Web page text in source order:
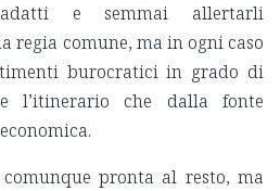
e semmai allertarli
regia comune, ma in ogni caso
burocratici in grado di
l’itinerario che dalla fonte
pronta al resto, ma